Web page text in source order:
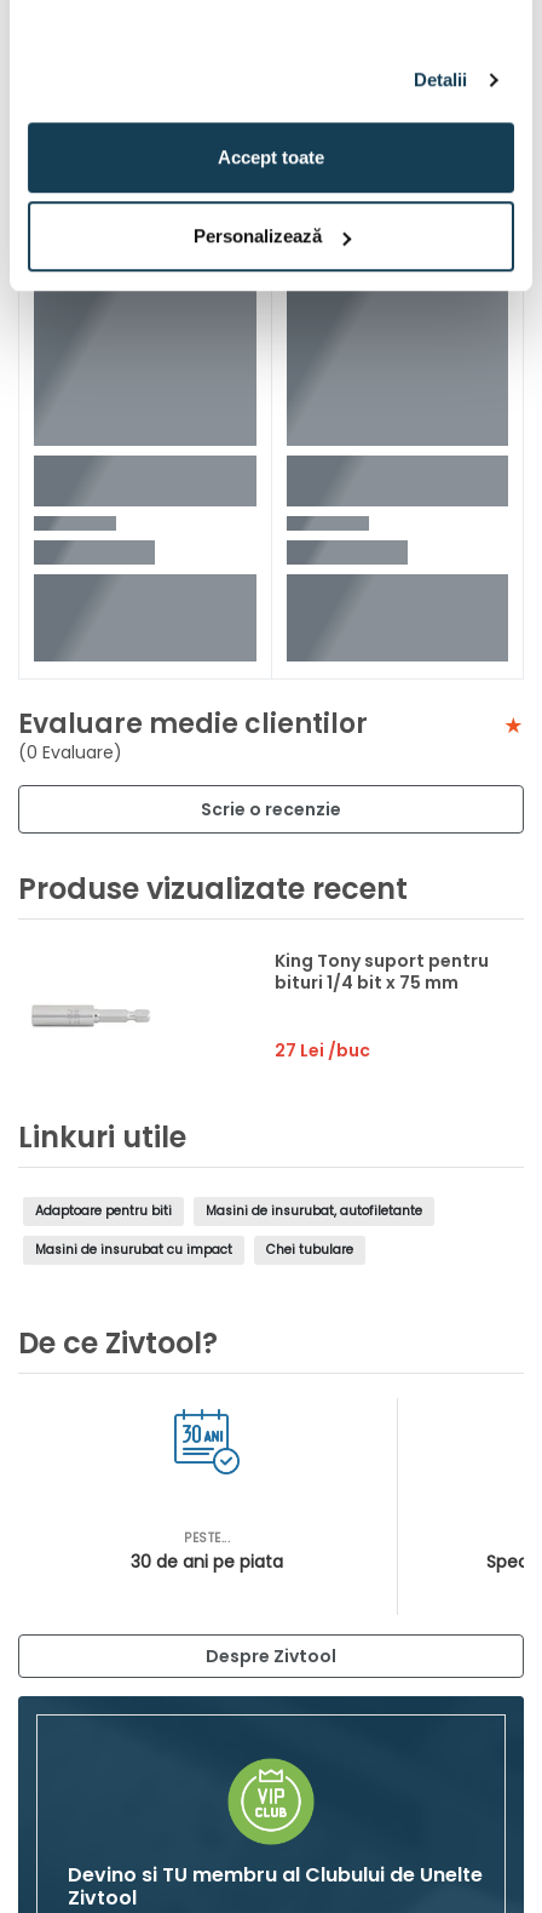
Detalii
Accept toate
Personalizează
Iti mai recomandam si
Evaluare medie clientilor
(0 Evaluare)
Scrie o recenzie
Produse vizualizate recent
King Tony suport pentru
bituri 1/4 bit x 75 mm
27 Lei /buc
Linkuri utile
Adaptoare pentru biti Masini de insurubat, autofiletante
Masini de insurubat cu impact Chei tubulare
De ce Zivtool?
PESTE...
30 de ani pe piata
Despre Zivtool
Devino si TU membru al Clubului de Unelte
Zivtool